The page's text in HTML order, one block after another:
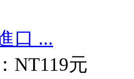
口 ...
NT119元